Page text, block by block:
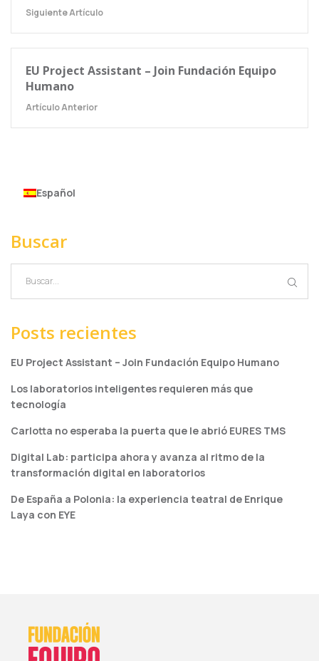
Siguiente Artículo
EU Project Assistant – Join Fundación Equipo
Humano
Artículo Anterior
Español
Buscar
Posts recientes
EU Project Assistant – Join Fundación Equipo Humano
Los laboratorios inteligentes requieren más que
tecnología
Carlotta no esperaba la puerta que le abrió EURES TMS
Digital Lab: participa ahora y avanza al ritmo de la
transformación digital en laboratorios
De España a Polonia: la experiencia teatral de Enrique
Laya con EYE